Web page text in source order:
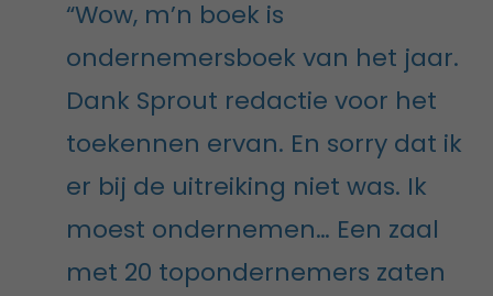
“Wow, m’n boek is
ondernemersboek van het jaar.
Dank Sprout redactie voor het
toekennen ervan. En sorry dat ik
er bij de uitreiking niet was. Ik
moest ondernemen… Een zaal
met 20 topondernemers zaten